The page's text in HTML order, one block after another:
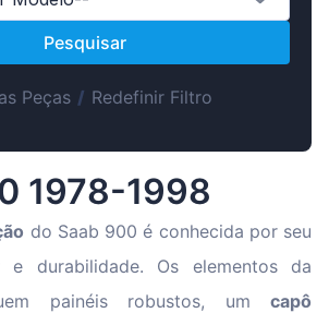
Suomen
Magyar
Slovenian
Latvian
Slovenčina
Pesquisar
Peças/ Redefinir Filtro
1978-1998
do Saab 900 é conhecida por seu
e durabilidade. Os elementos da
painéis robustos, um capô